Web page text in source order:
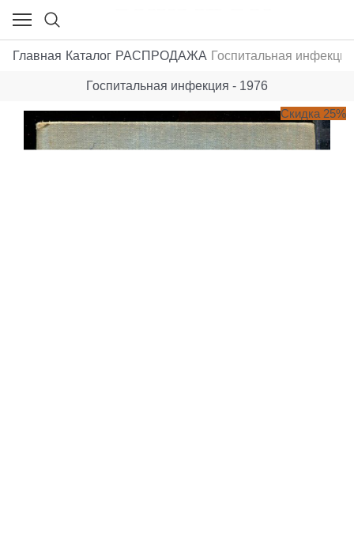
Главная Каталог РАСПРОДАЖА Госпитальная
Госпитальная инфекция - 1976
Скидка 25%